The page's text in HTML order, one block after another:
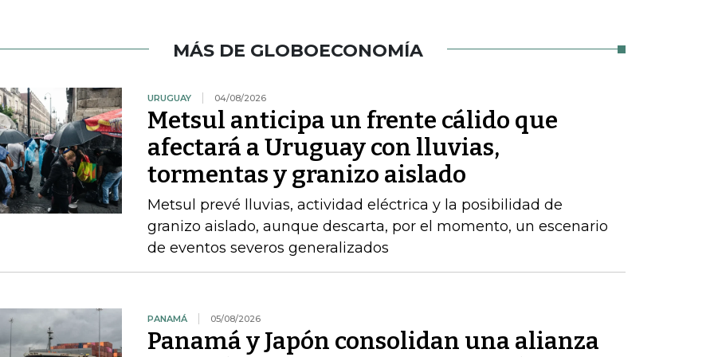
MÁS DE GLOBOECONOMÍA
URUGUAY 04/08/2026
Metsul anticipa un frente cálido que
afectará a Uruguay con lluvias,
tormentas y granizo aislado
Metsul prevé lluvias, actividad eléctrica y la posibilidad de
granizo aislado, aunque descarta, por el momento, un escenario
de eventos severos generalizados
PANAMÁ 05/08/2026
Panamá y Japón consolidan una alianza